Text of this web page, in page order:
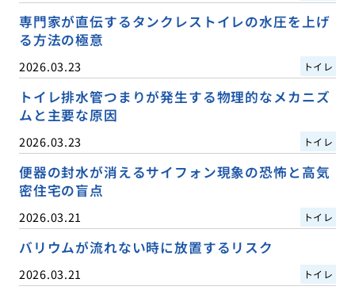
専門家が直伝するタンクレストイレの水圧を上げ
る方法の極意
2026.03.23 トイレ
トイレ排水管つまりが発生する物理的なメカニズ
ムと主要な原因
2026.03.23 トイレ
便器の封水が消えるサイフォン現象の恐怖と高気
密住宅の盲点
2026.03.21 トイレ
バリウムが流れない時に放置するリスク
2026.03.21 トイレ